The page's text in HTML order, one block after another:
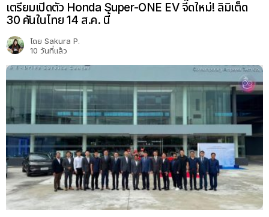
เตรียมเปิดตัว Honda Super-ONE EV จี๊ดใหม่! ลิมิเต็ด
30 คันในไทย 14 ส.ค. นี้
โดย Sakura P.
10 วันที่แล้ว